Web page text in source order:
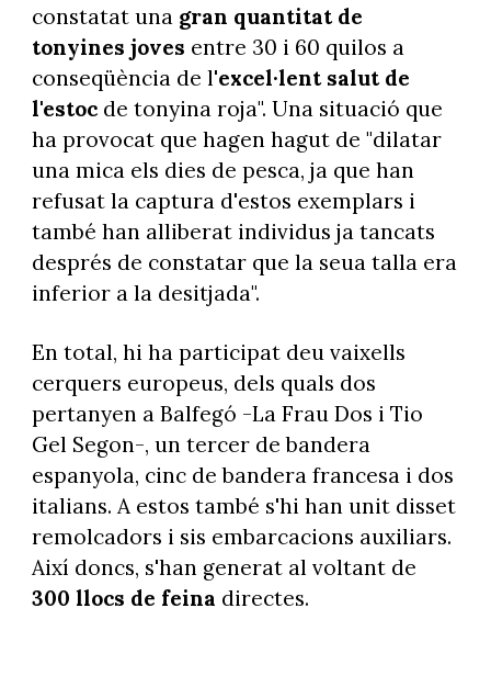
constatat una gran quantitat de
tonyines joves entre 30 i 60 quilos a
conseqüència de l'excel·lent salut de
l'estocde tonyina roja". Una situació que
ha provocat que hagen hagut de "dilatar
una mica els dies de pesca, ja que han
refusat la captura d'estos exemplars i
també han alliberat individus ja tancats
després de constatar que la seua talla era
inferior a la desitjada".
En total, hi ha participat deu vaixells
cerquers europeus, dels quals dos
pertanyen a Balfegó -La Frau Dos i Tio
Gel Segon-, un tercer de bandera
espanyola, cinc de bandera francesa i dos
italians. A estos també s'hi han unit disset
remolcadors i sis embarcacions auxiliars.
Així doncs, s'han generat al voltant de
300 llocs de feina directes.